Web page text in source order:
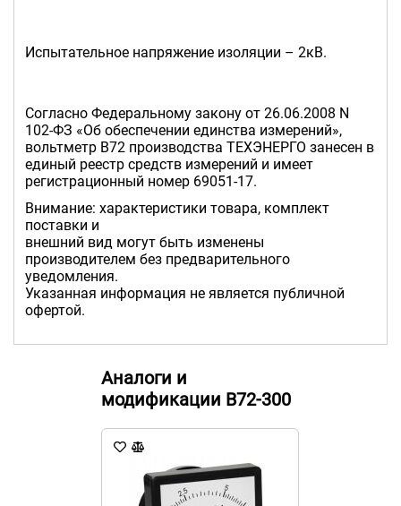
Испытательное напряжение изоляции – 2кВ.
Согласно Федеральному закону от 26.06.2008 N
102-ФЗ «Об обеспечении единства измерений»,
вольтметр В72 производства ТЕХЭНЕРГО занесен в
единый реестр средств измерений и имеет
регистрационный номер 69051-17.
Внимание: характеристики товара, комплект
поставки и
внешний вид могут быть изменены
производителем без предварительного
уведомления.
Указанная информация не является публичной
офертой.
Аналоги и
модификации B72-300